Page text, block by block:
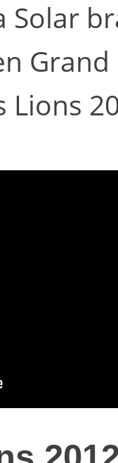
Solar
Lions